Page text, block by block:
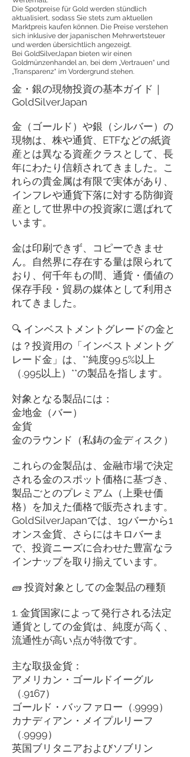
Die Spotpreise für Gold werden stündlich
aktualisiert, sodass Sie stets zum aktuellen
Marktpreis kaufen können. Die Preise verstehen
sich inklusive der japanischen Mehrwertsteuer
und werden übersichtlich angezeigt.
Bei GoldSilverJapan bieten wir einen
Goldmünzenhandel an, bei dem „Vertrauen“ und
„Transparenz“ im Vordergrund stehen.
金・銀の現物投資の基本ガイド｜
GoldSilverJapan
金（ゴールド）や銀（シルバー）の
現物は、株や通貨、ETFなどの紙資
産とは異なる資産クラスとして、長
年にわたり信頼されてきました。こ
れらの貴金属は有限で実体があり、
インフレや通貨下落に対する防御資
産として世界中の投資家に選ばれて
います。
金は印刷できず、コピーできませ
ん。自然界に存在する量は限られて
おり、何千年もの間、通貨・価値の
保存手段・貿易の媒体として利用さ
れてきました。
🔍 インベストメントグレードの金と
は？投資用の「インベストメントグ
レード金」は、**純度99.5%以上
（.995以上）**の製品を指します。
対象となる製品には：
金地金（バー）
金貨
金のラウンド（私鋳の金ディスク）
これらの金製品は、金融市場で決定
される金のスポット価格に基づき、
製品ごとのプレミアム（上乗せ価
格）を加えた価格で販売されます。
GoldSilverJapanでは、1gバーから1
オンス金貨、さらにはキロバーま
で、投資ニーズに合わせた豊富なラ
インナップを取り揃えています。
🧱 投資対象としての金製品の種類
1. 金貨国家によって発行される法定
通貨としての金貨は、純度が高く、
流通性が高い点が特徴です。
主な取扱金貨：
アメリカン・ゴールドイーグル
（.9167）
ゴールド・バッファロー（.9999）
カナディアン・メイプルリーフ
（.9999）
英国ブリタニアおよびソブリン